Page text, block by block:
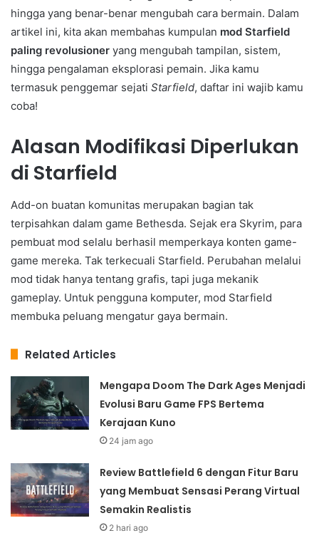
hingga yang benar-benar mengubah cara bermain. Dalam
artikel ini, kita akan membahas kumpulan mod Starfield
paling revolusioner yang mengubah tampilan, sistem,
hingga pengalaman eksplorasi pemain. Jika kamu
termasuk penggemar sejati Starfield, daftar ini wajib kamu
coba!
Alasan Modifikasi Diperlukan
di Starfield
Add-on buatan komunitas merupakan bagian tak
terpisahkan dalam game Bethesda. Sejak era Skyrim, para
pembuat mod selalu berhasil memperkaya konten game-
game mereka. Tak terkecuali Starfield. Perubahan melalui
mod tidak hanya tentang grafis, tapi juga mekanik
gameplay. Untuk pengguna komputer, mod Starfield
membuka peluang mengatur gaya bermain.
Related Articles
Mengapa Doom The Dark Ages Menjadi
Evolusi Baru Game FPS Bertema
Kerajaan Kuno
24 jam ago
Review Battlefield 6 dengan Fitur Baru
yang Membuat Sensasi Perang Virtual
Semakin Realistis
2 hari ago